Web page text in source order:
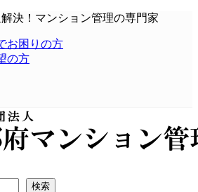
決！マンション管理の専門家
お困りの方
の方
検索